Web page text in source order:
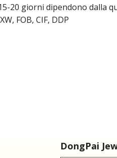
20 giorni dipendono dalla
FOB, CIF, DDP
DongPai